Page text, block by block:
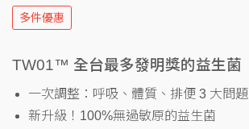
多件優惠
TW01™ 全台最多發明獎的益生菌
一次調整：呼吸、體質、排便 3 大問題
新升級！100%無過敏原的益生菌